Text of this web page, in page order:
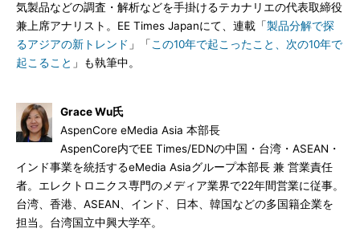
気製品などの調査・解析などを手掛けるテカナリエの代表取締役
兼上席アナリスト。EE Times Japanにて、連載「製品分解で探
るアジアの新トレンド 」「 この10年で起こったこと、次の10年で
起こること 」も執筆中。
Grace Wu氏
AspenCore eMedia Asia 本部長
AspenCore内でEE Times/EDNの中国・台湾・ASEAN・
インド事業を統括するeMedia Asiaグループ本部長 兼 営業責任
者。エレクトロニクス専門のメディア業界で22年間営業に従事。
台湾、香港、ASEAN、インド、日本、韓国などの多国籍企業を
担当。台湾国立中興大学卒。